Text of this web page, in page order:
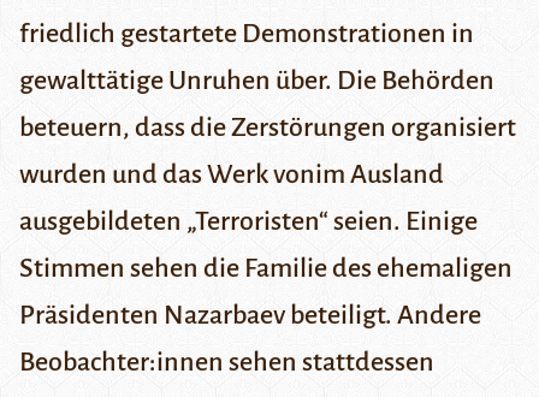
friedlich gestartete Demonstrationen in
gewalttätige Unruhen über. Die Behörden
beteuern, dass die Zerstörungen organisiert
wurden und das Werk vonim Ausland
ausgebildeten „Terroristen“ seien. Einige
Stimmen sehen die Familie des ehemaligen
Präsidenten Nazarbaev beteiligt. Andere
Beobachter:innen sehen stattdessen